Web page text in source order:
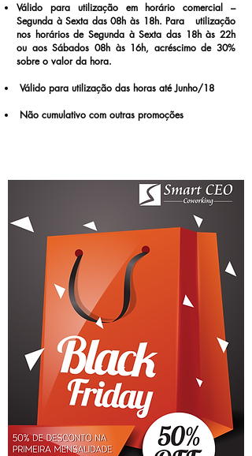
Válido para utilização em horário comercial –
Segunda à Sexta das 08h às 18h.Para utilização
nos horários de Segunda à Sexta das 18h às 22h
ou aos Sábados 08h às 16h, acréscimo de 30%
sobre o valor da hora.
Válido para utilização das horas até Junho/18
Não cumulativo com outras promoções